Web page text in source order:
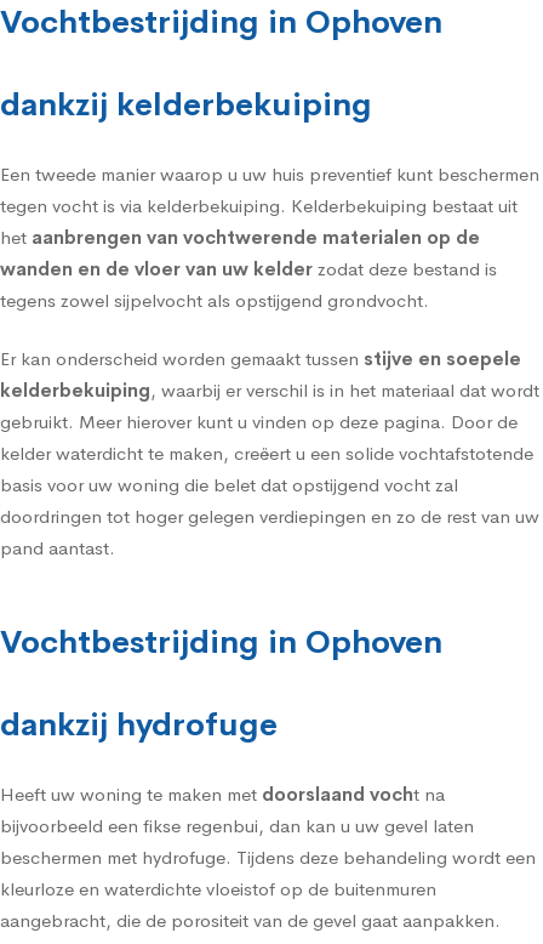
Vochtbestrijding in Ophoven
dankzij kelderbekuiping
Een tweede manier waarop u uw huis preventief kunt beschermen
tegen vocht is via kelderbekuiping. Kelderbekuiping bestaat uit
het aanbrengen van vochtwerende materialen op de
wanden en de vloer van uw kelder zodat deze bestand is
tegens zowel sijpelvocht als opstijgend grondvocht.
Er kan onderscheid worden gemaakt tussen stijve en soepele
kelderbekuiping, waarbij er verschil is in het materiaal dat wordt
gebruikt. Meer hierover kunt u vinden op deze pagina. Door de
kelder waterdicht te maken, creëert u een solide vochtafstotende
basis voor uw woning die belet dat opstijgend vocht zal
doordringen tot hoger gelegen verdiepingen en zo de rest van uw
pand aantast.
Vochtbestrijding in Ophoven
dankzij hydrofuge
Heeft uw woning te maken met doorslaand vocht na
bijvoorbeeld een fikse regenbui, dan kan u uw gevel laten
beschermen met hydrofuge. Tijdens deze behandeling wordt een
kleurloze en waterdichte vloeistof op de buitenmuren
aangebracht, die de porositeit van de gevel gaat aanpakken.